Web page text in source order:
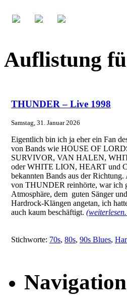
Auflistung
THUNDER – Live 1998
Samstag, 31. Januar 2026
Eigentlich bin ich ja eher ein Fan
von Bands wie HOUSE OF
SURVIVOR, VAN HALEN,
oder WHITE LION, HEART und
bekannten Bands aus der
von THUNDER reinhörte, war ich
Atmosphäre, dem guten Sänger
Hardrock-Klängen angetan, ich
auch kaum beschäftigt.
Stichworte: 70s, 80s, 90s Blues,
Navigation